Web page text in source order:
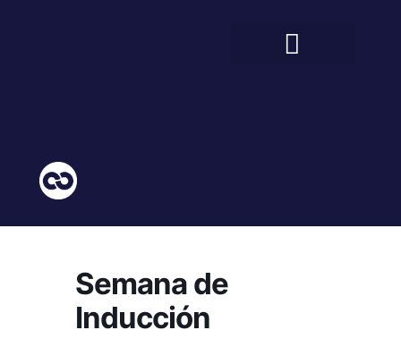
Semana de
Inducción